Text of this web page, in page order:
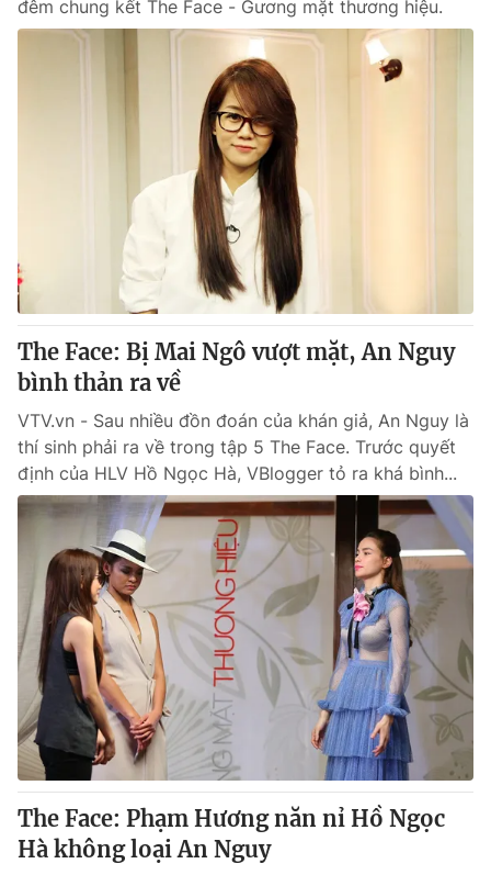
đêm chung kết The Face - Gương mặt thương hiệu.
The Face: Bị Mai Ngô vượt mặt, An Nguy
bình thản ra về
VTV.vn - Sau nhiều đồn đoán của khán giả, An Nguy là
thí sinh phải ra về trong tập 5 The Face. Trước quyết
định của HLV Hồ Ngọc Hà, VBlogger tỏ ra khá bình...
The Face: Phạm Hương năn nỉ Hồ Ngọc
Hà không loại An Nguy